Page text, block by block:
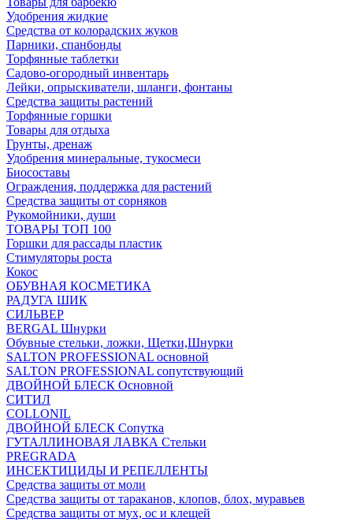
Удобрения жидкие
Средства от колорадских жуков
Парники, спанбонды
Торфянные таблетки
Садово-огородный инвентарь
Лейки, опрыскиватели, шланги, фонтаны
Средства защиты растений
Торфянные горшки
Товары для отдыха
Грунты, дренаж
Удобрения минеральные, тукосмеси
Биосоставы
Ограждения, поддержка для растений
Средства защиты от сорняков
Рукомойники, души
ТОВАРЫ ТОП 100
Горшки для рассады пластик
Стимуляторы роста
Кокос
ОБУВНАЯ КОСМЕТИКА
РАДУГА ШИК
СИЛЬВЕР
BERGAL Шнурки
Обувные стельки, ложки, Щетки,Шнурки
SALTON PROFESSIONAL основной
SALTON PROFESSIONAL сопутствующий
ДВОЙНОЙ БЛЕСК Основной
СИТИЛ
COLLONIL
ДВОЙНОЙ БЛЕСК Сопутка
ГУТАЛЛИНОВАЯ ЛАВКА Стельки
PREGRADA
ИНСЕКТИЦИДЫ И РЕПЕЛЛЕНТЫ
Средства защиты от моли
Средства защиты от тараканов, клопов, блох, муравьев
Средства защиты от мух, ос и клещей